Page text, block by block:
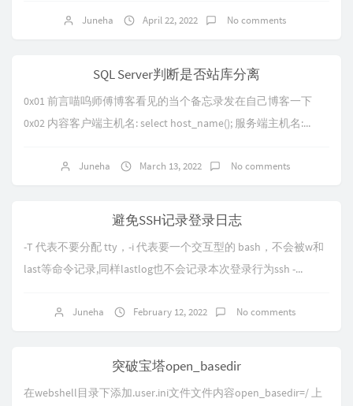
Juneha April 22, 2022 No comments
SQL Server判断是否站库分离
0x01 前言喵呜师傅博客看见的当个备忘录发在自己博客一下
0x02 内容客户端主机名: select host_name(); 服务端主机名:...
Juneha March 13, 2022 No comments
避免SSH记录登录日志
-T 代表不要分配 tty，-i 代表要一个交互型的 bash，不会被w和
last等命令记录,同样lastlog也不会记录本次登录行为ssh -...
Juneha February 12, 2022 No comments
突破宝塔open_basedir
在webshell目录下添加.user.ini文件文件内容open_basedir=/ 上